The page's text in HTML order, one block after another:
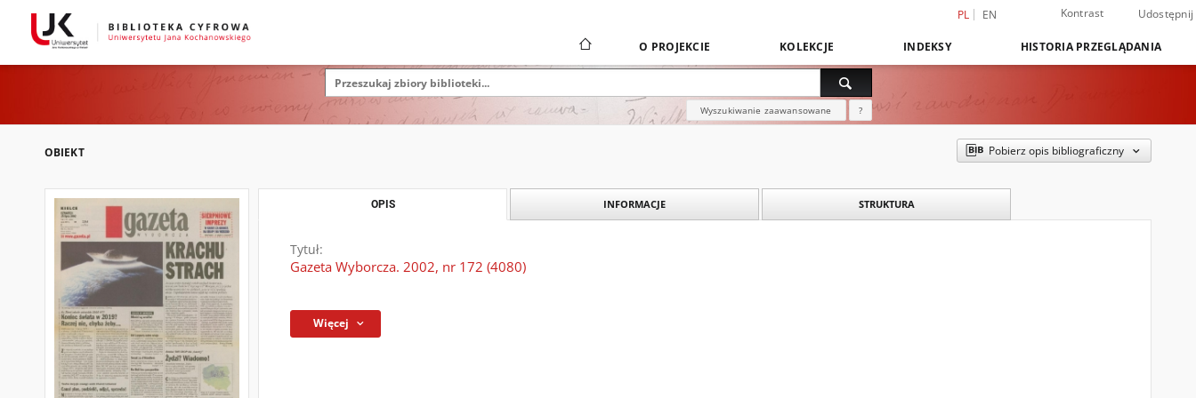
PL EN Kontrast Udostępnij
O PROJEKCIE KOLEKCJE INDEKSY HISTORIA PRZEGLĄDANIA
Wyszukiwanie zaawansowane ?
OBIEKT Pobierz opis bibliograficzny
OPIS INFORMACJE STRUKTURA
Tytuł:
Gazeta Wyborcza. 2002, nr 172 (4080)
Więcej